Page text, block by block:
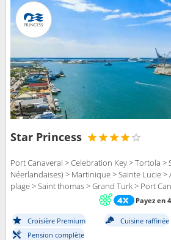
Star Princess
Port Canaveral > Celebration Key > Tortola >
Néerlandaises) > Martinique > Sainte Lucie
plage > Saint thomas > Grand Turk > Port
Payez en
Croisière Premium Cuisine raffinée
Pension complète